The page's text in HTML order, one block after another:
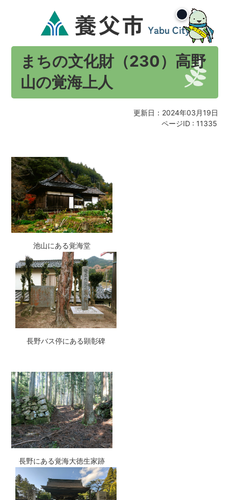
まちの文化財（230）高野
山の覚海上人
更新日：2024年03月19日
ページID : 11335
池山にある覚海堂
長野バス停にある顕彰碑
長野にある覚海大徳生家跡